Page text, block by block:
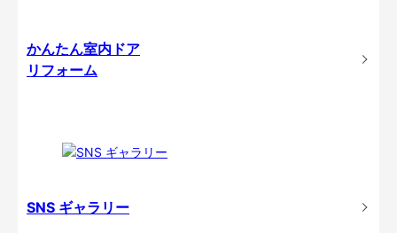
かんたん室内ドア
リフォーム
SNS ギャラリー